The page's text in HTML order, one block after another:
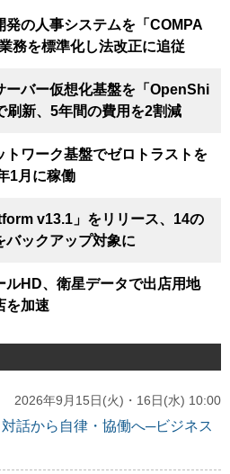
発の人事システムを「COMPA
務を標準化し法改正に追従
ーバー仮想化基盤を「OpenShi
新、5年間の費用を2割減
トワーク基盤でゼロトラストを
1月に稼働
v13.1」をリリース、14の
バックアップ対象に
ルHD、衛星データで出店用地
を加速
2026年9月15日(火)・16日(水) 10:00
話から自律・協働へ─ビジネス